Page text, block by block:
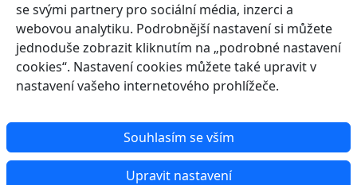
se svými partnery pro sociální média, inzerci a
webovou analytiku. Podrobnější nastavení si můžete
jednoduše zobrazit kliknutím na „podrobné nastavení
cookies“. Nastavení cookies můžete také upravit v
nastavení vašeho internetového prohlížeče.
Souhlasím se vším
Upravit nastavení